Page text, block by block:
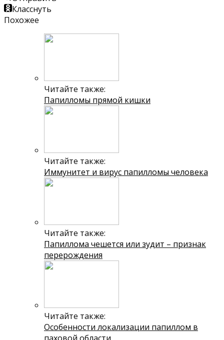
Класснуть
Похожее
Читайте также:
Папилломы прямой кишки
Читайте также:
Иммунитет и вирус папилломы человека
Читайте также:
Папиллома чешется или зудит – признак
перерождения
Читайте также:
Особенности локализации папиллом в